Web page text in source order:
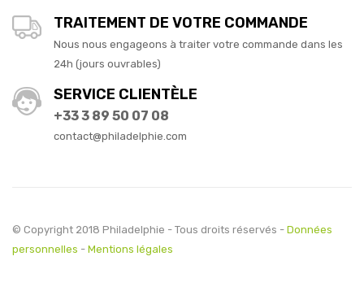
TRAITEMENT DE VOTRE COMMANDE
Nous nous engageons à traiter votre commande dans les
24h (jours ouvrables)
SERVICE CLIENTÈLE
+33 3 89 50 07 08
contact@philadelphie.com
© Copyright 2018 Philadelphie - Tous droits réservés - Données
personnelles - Mentions légales